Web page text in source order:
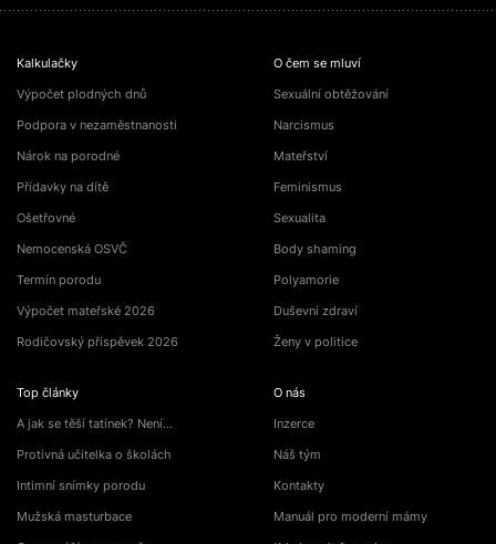
Kalkulačky
Výpočet plodných dnů
Podpora v nezaměstnanosti
Nárok na porodné
Přídavky na dítě
Ošetřovné
Nemocenská OSVČ
Termín porodu
Výpočet mateřské 2026
Rodičovský příspěvek 2026
Top články
A jak se těší tatínek? Není…
Protivná učitelka o školách
Intimní snímky porodu
Mužská masturbace
O čem se mluví
Sexuální obtěžování
Narcismus
Mateřství
Feminismus
Sexualita
Body shaming
Polyamorie
Duševní zdraví
Ženy v politice
O nás
Inzerce
Náš tým
Kontakty
Manuál pro moderní mámy